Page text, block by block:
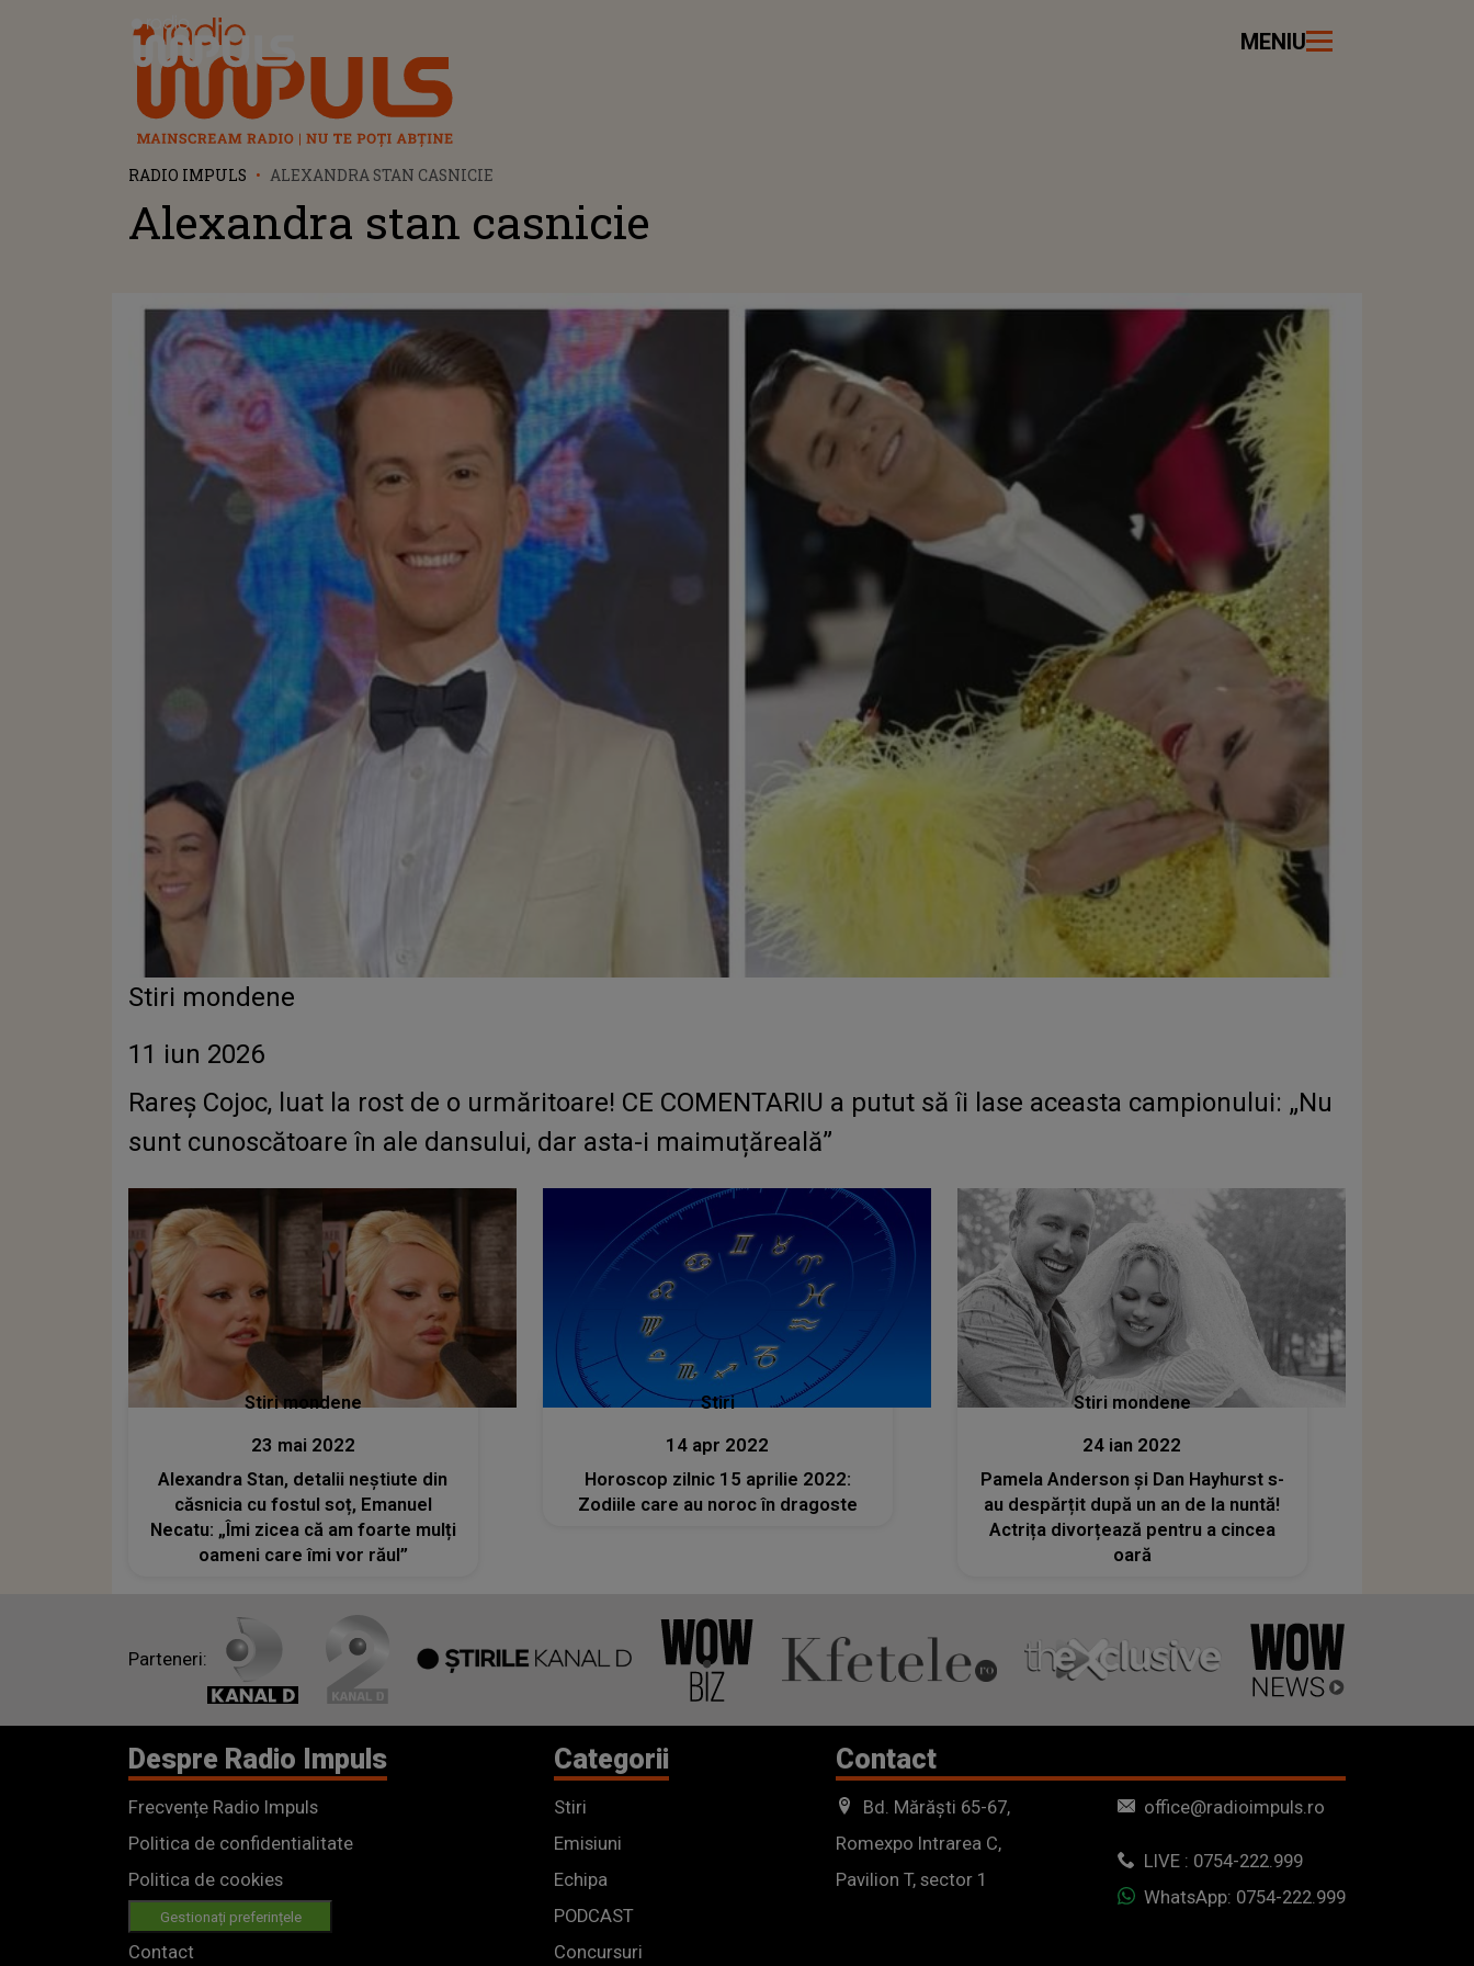
Radio Impuls MENIU
RADIO IMPULS ALEXANDRA STAN CASNICIE
Alexandra stan casnicie
Stiri mondene
11 iun 2026
Rareș Cojoc, luat la rost de o urmăritoare! CE COMENTARIU a putut să îi lase aceasta campionului: „Nu
sunt cunoscătoare în ale dansului, dar asta-i maimuțăreală”
Stiri mondene
23 mai 2022
Alexandra Stan, detalii neștiute din
căsnicia cu fostul soț, Emanuel
Necatu: „Îmi zicea că am foarte mulți
oameni care îmi vor răul”
Stiri
14 apr 2022
Horoscop zilnic 15 aprilie 2022:
Zodiile care au noroc în dragoste
Stiri mondene
24 ian 2022
Pamela Anderson și Dan Hayhurst s-
au despărțit după un an de la nuntă!
Actrița divorțează pentru a cincea
oară
Parteneri:
Despre Radio Impuls
Frecvențe Radio Impuls
Politica de confidentialitate
Politica de cookies
Gestionați preferințele
Contact
Categorii
Stiri
Emisiuni
Echipa
PODCAST
Concursuri
Contact
Bd. Mărăști 65-67,
Romexpo Intrarea C,
Pavilion T, sector 1
office@radioimpuls.ro
LIVE : 0754-222.999
WhatsApp: 0754-222.999